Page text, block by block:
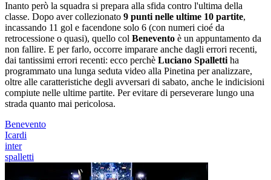
Inanto però la squadra si prepara alla sfida contro l'ultima della
classe. Dopo aver collezionato 9 punti nelle ultime 10 partite,
incassando 11 gol e facendone solo 6 (con numeri cioé da
retrocessione o quasi), quello col Benevento è un appuntamento da
non fallire. E per farlo, occorre imparare anche dagli errori recenti,
dai tantissimi errori recenti: ecco perchè Luciano Spalletti ha
programmato una lunga seduta video alla Pinetina per analizzare,
oltre alle caratteristiche degli avversari di sabato, anche le indicisioni
compiute nelle ultime partite. Per evitare di perseverare lungo una
strada quanto mai pericolosa.
Benevento
Icardi
inter
spalletti